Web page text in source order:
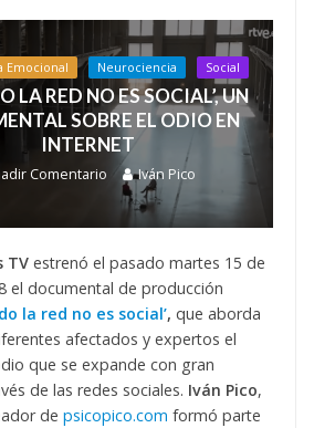
Emocional Neurociencia Social
LA RED NO ES SOCIAL’, UN
SOBRE EL ODIO EN
INTERNET
Comentario Iván Pico
TVestrenó el pasado martes 15 de
el documental de producción
la red no es social’, que aborda
afectados y expertos el
que se expande con gran
de las redes sociales. Iván Pico,
de psicopico.com formó parte